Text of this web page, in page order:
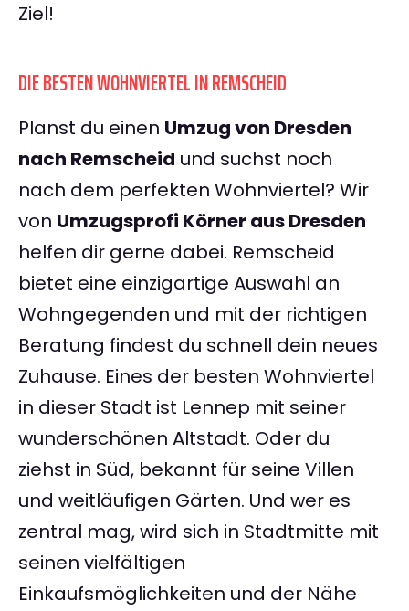
Ziel!
DIE BESTEN WOHNVIERTEL IN REMSCHEID
Planst du einen Umzug von Dresden
nach Remscheid und suchst noch
nach dem perfekten Wohnviertel? Wir
von Umzugsprofi Körner aus Dresden
helfen dir gerne dabei. Remscheid
bietet eine einzigartige Auswahl an
Wohngegenden und mit der richtigen
Beratung findest du schnell dein neues
Zuhause. Eines der besten Wohnviertel
in dieser Stadt ist Lennep mit seiner
wunderschönen Altstadt. Oder du
ziehst in Süd, bekannt für seine Villen
und weitläufigen Gärten. Und wer es
zentral mag, wird sich in Stadtmitte mit
seinen vielfältigen
Einkaufsmöglichkeiten und der Nähe